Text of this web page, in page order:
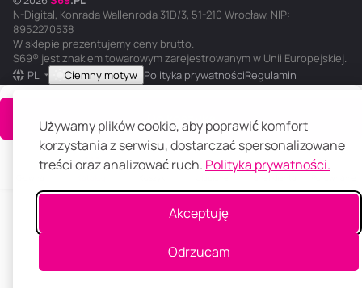
Używamy plików cookie, aby poprawić komfort
korzystania z serwisu, dostarczać spersonalizowane
treści oraz analizować ruch. Polityka prywatności.
Akceptuję
Odrzucam
Do koszyka
N-Digital, Konrada Wallenroda 31D/3, 51-210 Wrocław, NIP:
8952270538
W sklepie prezentujemy ceny brutto.
S69® jest znakiem towarowym zarejestrowanym w Unii Europejskiej.
PL
Ciemny motyw Polityka prywatnościRegulamin